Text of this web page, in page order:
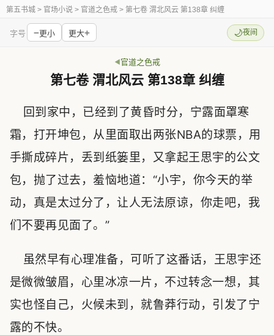
第五书城 > 官场小说 > 官道之色戒 > 第七卷 渭北风云 第138章 纠缠
字号 −更小 更大+ 🌙夜间
官道之色戒
第七卷 渭北风云 第138章 纠缠
回到家中，已经到了黄昏时分，宁露面罩寒
霜，打开坤包，从里面取出两张NBA的球票，用
手撕成碎片，丢到纸篓里，又拿起王思宇的公文
包，抛了过去，羞恼地道：“小宇，你今天的举
动，真是太过分了，让人无法原谅，你走吧，我
们不要再见面了。”
虽然早有心理准备，可听了这番话，王思宇还
是微微皱眉，心里冰凉一片，不过转念一想，其
实也怪自己，火候未到，就鲁莽行动，引发了宁
露的不快。